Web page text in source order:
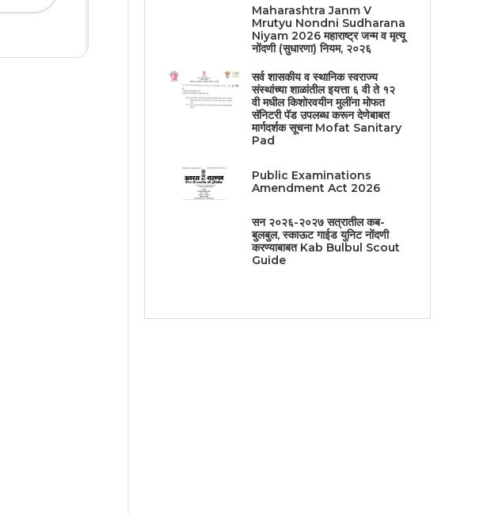
Maharashtra Janm V
Mrutyu Nondni Sudharana
Niyam 2026 महाराष्ट्र जन्म व मृत्यू
नोंदणी (सुधारणा) नियम, २०२६
सर्व शासकीय व स्थानिक स्वराज्य
संस्थांच्या शाळांतील इयत्ता ६ वी ते १२
वी मधील किशोरवयीन मुलींना मोफत
सॅनिटरी पॅड उपलब्ध करून देणेबाबत
मार्गदर्शक सूचना Mofat Sanitary
Pad
Public Examinations
Amendment Act 2026
सन २०२६-२०२७ सत्रातील कब-
बुलबुल, स्काऊट गाईड युनिट नोंदणी
करण्याबाबत Kab Bulbul Scout
Guide